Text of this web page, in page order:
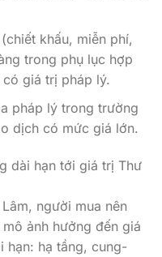
khấu, miễn phí,
trong phụ lục hợp
giá trị pháp lý.
pháp lý trong trường
dịch có mức giá lớn.
dài hạn tới giá trị Thư
người mua nên
ảnh hưởng đến giá
hạn: hạ tầng, cung-